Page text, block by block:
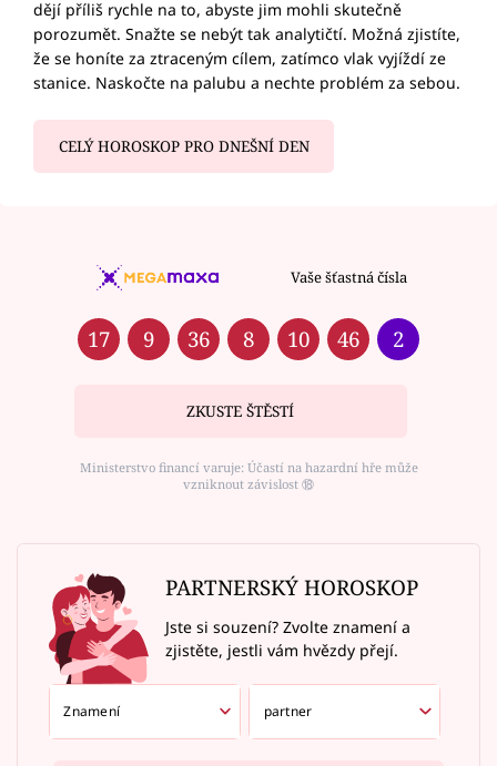
dějí příliš rychle na to, abyste jim mohli skutečně
porozumět. Snažte se nebýt tak analytičtí. Možná zjistíte,
že se honíte za ztraceným cílem, zatímco vlak vyjíždí ze
stanice. Naskočte na palubu a nechte problém za sebou.
CELÝ HOROSKOP PRO DNEŠNÍ DEN
Vaše šťastná čísla
17 9 36 8 10 46 2
ZKUSTE ŠTĚSTÍ
Ministerstvo financí varuje: Účastí na hazardní hře může
vzniknout závislost ⑱
PARTNERSKÝ HOROSKOP
Jste si souzení? Zvolte znamení a
zjistěte, jestli vám hvězdy přejí.